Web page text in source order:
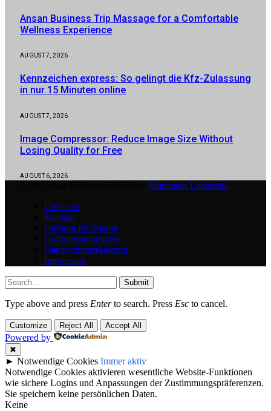
Ansan Business Trip Massage for a Comfortable
Wellness Experience
AUGUST 7, 2026
Kennzeichen express: So gelingt die Kfz-Zulassung
in nur 15 Minuten online
AUGUST 7, 2026
Image Compressor: Reduce Image Size Without
Losing Quality for Free
AUGUST 6, 2026
Münchner Lebensstil
Über uns
Kontakt
Haftung für Inhalte
Haftungsausschluss
Datenschutzerklärung
Impressum
Submit
Type above and press Enterto search. Press Esc to cancel.
Customize Reject All Accept All
Powered by
✖
► Notwendige Cookies Immer aktiv
Notwendige Cookies aktivieren wesentliche Website-Funktionen
wie sichere Logins und Anpassungen der Zustimmungspräferenzen.
Sie speichern keine persönlichen Daten.
Keine